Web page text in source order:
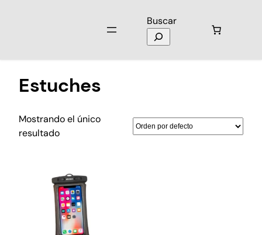
Buscar
Estuches
Mostrando el único
resultado